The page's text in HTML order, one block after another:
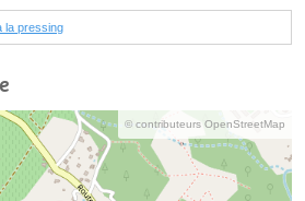
la pressing
© contributeurs OpenStreetMap